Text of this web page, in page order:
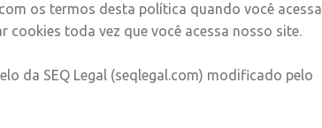
os termos desta política quando você acessa
cookies toda vez que você acessa nosso site.
da SEQ Legal (seqlegal.com) modificado pelo